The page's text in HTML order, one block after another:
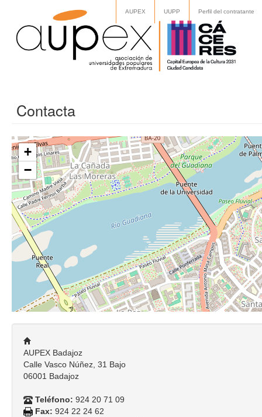
AUPEX UUPP Perfil del contratante
Contacta
+
−
AUPEX Badajoz
Calle Vasco Núñez, 31 Bajo
06001 Badajoz
Teléfono: 924 20 71 09
Fax: 924 22 24 62